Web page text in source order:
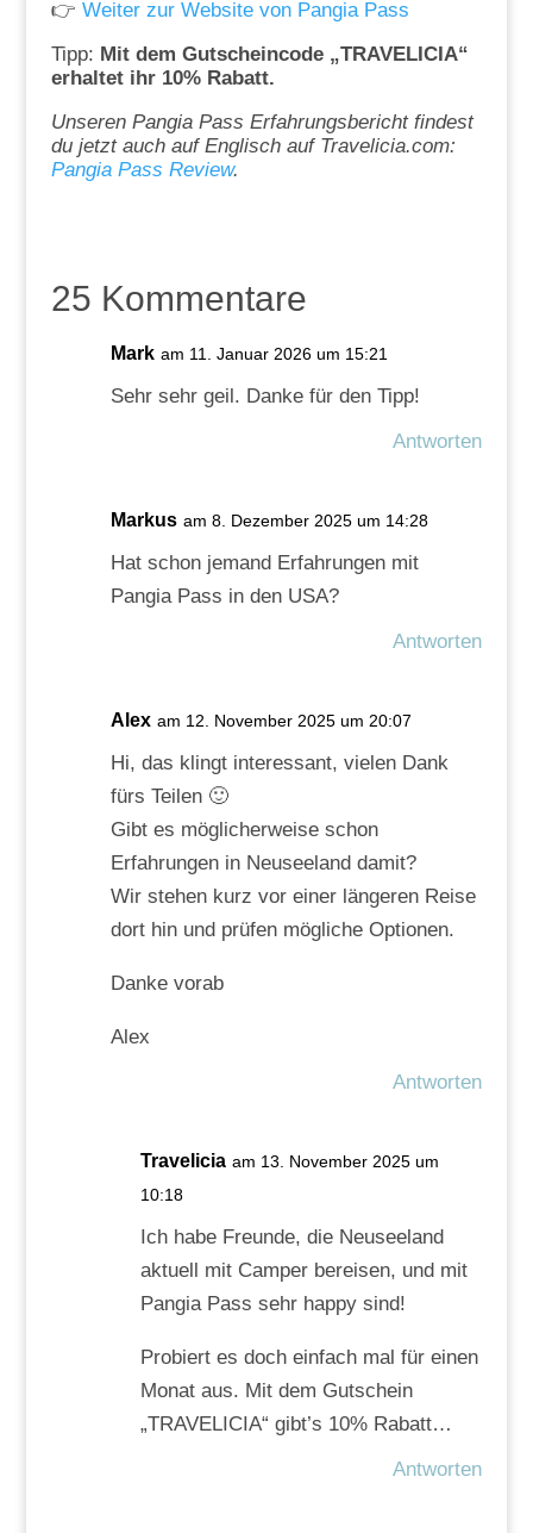
👉 Weiter zur Website von Pangia Pass
Tipp: Mit dem Gutscheincode „TRAVELICIA“
erhaltet ihr 10% Rabatt.
Unseren Pangia Pass Erfahrungsbericht findest
du jetzt auch auf Englisch auf Travelicia.com:
Pangia Pass Review.
25 Kommentare
Mark am 11. Januar 2026 um 15:21
Sehr sehr geil. Danke für den Tipp!
Antworten
Markus am 8. Dezember 2025 um 14:28
Hat schon jemand Erfahrungen mit
Pangia Pass in den USA?
Antworten
Alex am 12. November 2025 um 20:07
Hi, das klingt interessant, vielen Dank
fürs Teilen 🙂
Gibt es möglicherweise schon
Erfahrungen in Neuseeland damit?
Wir stehen kurz vor einer längeren Reise
dort hin und prüfen mögliche Optionen.
Danke vorab
Alex
Antworten
Travelicia am 13. November 2025 um
10:18
Ich habe Freunde, die Neuseeland
aktuell mit Camper bereisen, und mit
Pangia Pass sehr happy sind!
Probiert es doch einfach mal für einen
Monat aus. Mit dem Gutschein
„TRAVELICIA“ gibt’s 10% Rabatt…
Antworten